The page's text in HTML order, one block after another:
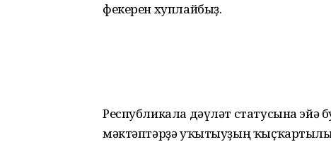
фекерен хуплайбыҙ.
Республикала дәүләт статусына эйә
мәктәптәрҙә уҡытыуҙың